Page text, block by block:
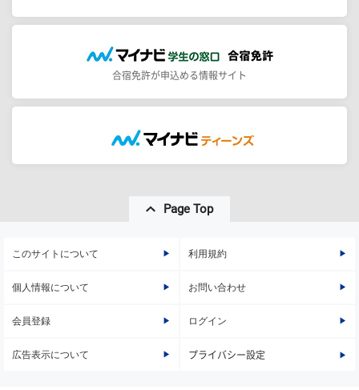
合宿免許が申込める情報サイト
Page Top
このサイトについて 利用規約
個人情報について お問い合わせ
会員登録 ログイン
広告表示について プライバシー設定